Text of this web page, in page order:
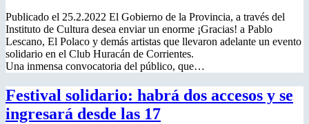
Publicado el 25.2.2022 El Gobierno de la Provincia, a través del
Instituto de Cultura desea enviar un enorme ¡Gracias! a Pablo
Lescano, El Polaco y demás artistas que llevaron adelante un evento
solidario en el Club Huracán de Corrientes.
Una inmensa convocatoria del público, que…
Festival solidario: habrá dos accesos y se
ingresará desde las 17